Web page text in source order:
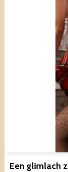
Een glimlach